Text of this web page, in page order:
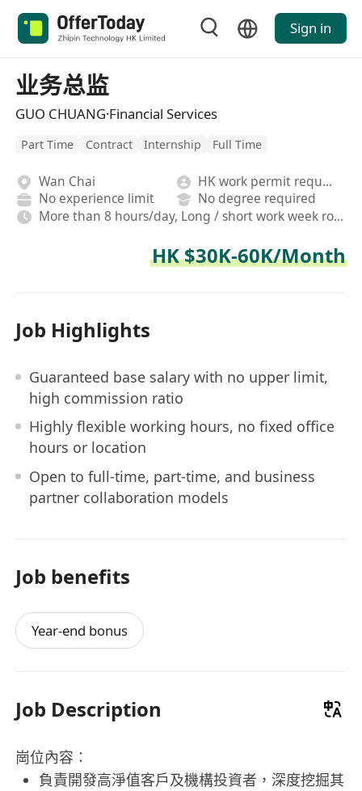
Sign in
业务总监
GUO CHUANG·Financial Services
Part Time Contract Internship Full Time
Wan Chai
HK work permit required
No experience limit
No degree required
More than 8 hours/day, Long / short work week rotation, Hybrid,On-site,Fixed, Rotating shifts
HK $30K-60K/Month
Job Highlights
Guaranteed base salary with no upper limit,
high commission ratio
Highly flexible working hours, no fixed office
hours or location
Open to full-time, part-time, and business
partner collaboration models
Job benefits
Year-end bonus
Job Description
崗位內容：
負責開發高淨值客戶及機構投資者，深度挖掘其